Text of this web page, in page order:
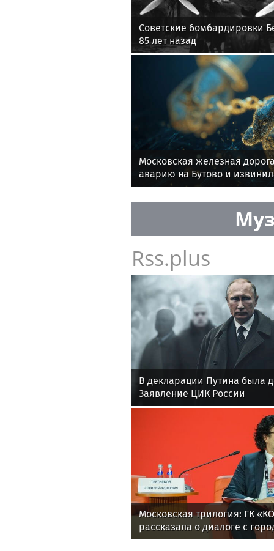
Советские бомбардировки
85 лет назад
Московская железная
аварию на Бутово и
Rss.plus
В декларации Путина была
Заявление ЦИК России
Московская трилогия: ГК
рассказала о диалоге с
искусство, природу и